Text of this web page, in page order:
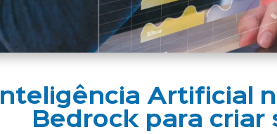
Inteligência Artificial
Bedrock para